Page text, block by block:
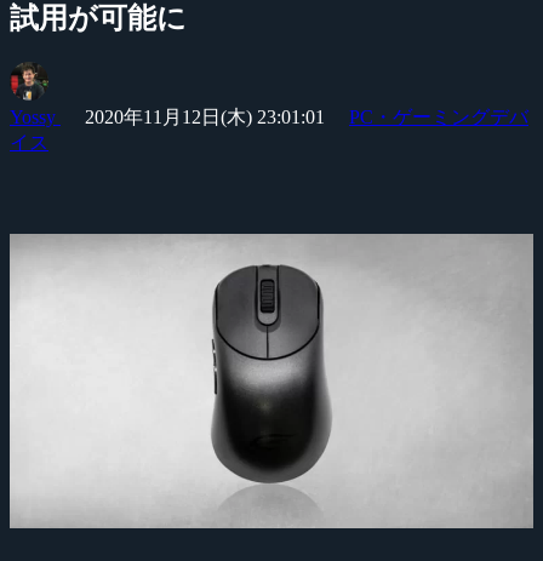
試用が可能に
Yossy 2020年11月12日(木) 23:01:01
PC・ゲーミングデバ
イス